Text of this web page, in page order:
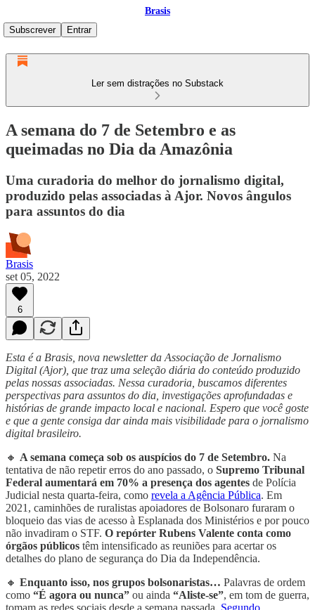
Brasis
Subscrever
Entrar
Ler sem distrações no Substack
A semana do 7 de Setembro e as
queimadas no Dia da Amazônia
Uma curadoria do melhor do jornalismo digital,
produzido pelas associadas à Ajor. Novos ângulos
para assuntos do dia
Brasis
set 05, 2022
6
Esta é a Brasis, nova newsletter da Associação de Jornalismo
Digital (Ajor), que traz uma seleção diária do conteúdo produzido
pelas nossas associadas. Nessa curadoria, buscamos diferentes
perspectivas para assuntos do dia, investigações aprofundadas e
histórias de grande impacto local e nacional. Espero que você goste
e que a gente consiga dar ainda mais visibilidade para o jornalismo
digital brasileiro.
🔸 A semana começa sob os auspícios do 7 de Setembro. Na
tentativa de não repetir erros do ano passado, o Supremo Tribunal
Federal aumentará em 70% a presença dos agentes de Polícia
Judicial nesta quarta-feira, como revela a Agência Pública. Em
2021, caminhões de ruralistas apoiadores de Bolsonaro furaram o
bloqueio das vias de acesso à Esplanada dos Ministérios e por pouco
não invadiram o STF. O repórter Rubens Valente conta como
órgãos públicos têm intensificado as reuniões para acertar os
detalhes do plano de segurança do Dia da Independência.
🔸 Enquanto isso, nos grupos bolsonaristas… Palavras de ordem
como “É agora ou nunca” ou ainda “Aliste-se”, em tom de guerra,
tomam as redes sociais desde a semana passada. Segundo